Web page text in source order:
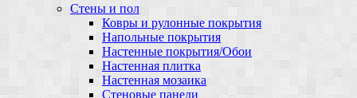
Стены и пол
Ковры и рулонные покрытия
Напольные покрытия
Настенные покрытия/Обои
Настенная плитка
Настенная мозаика
Стеновые панели